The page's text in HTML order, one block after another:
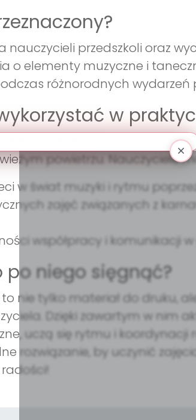
nauczycieli przedszkoli oraz
o elementy muzyczne i
różnorodnych wydarzeń
w
łatwo zaadaptować do
powietrzu. Nauczyciele
w świat muzyki i rytmu
zajęć związanych z
współpracy i komunikacji w
po niego sięgnąć?
to nie tylko materiał do druku,
Dzięki zawartym w nim
uczą się rytmu i koordynacji
rozwiązanie, by uczynić